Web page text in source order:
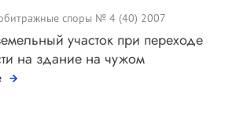
споры № 4 (40) 2007
участок при переходе
на здание на чужом